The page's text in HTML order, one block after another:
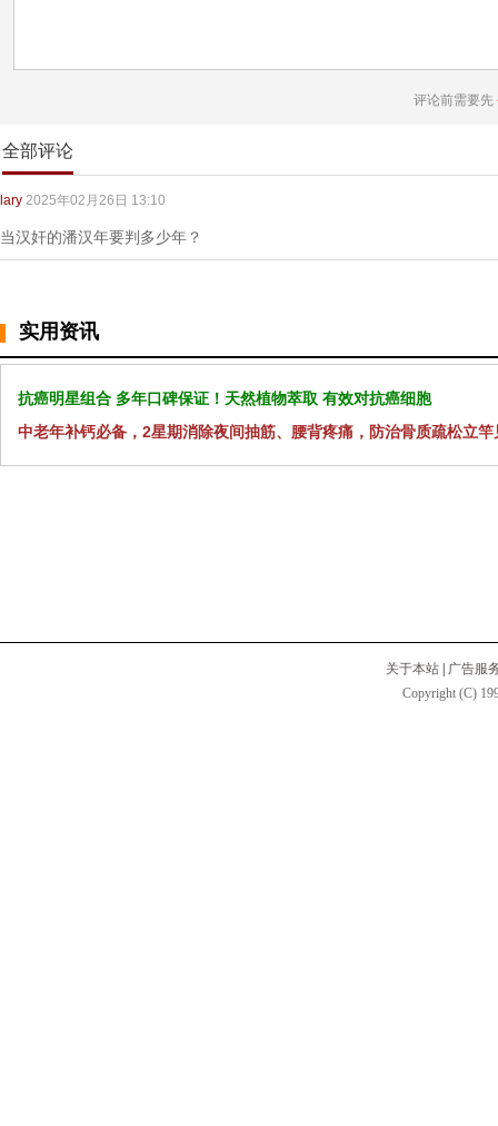
评论前需要先
全部评论
lary 2025年02月26日 13:10
当汉奸的潘汉年要判多少年？
实用资讯
抗癌明星组合 多年口碑保证！天然植物萃取 有效对抗癌细胞
中老年补钙必备，2星期消除夜间抽筋、腰背疼痛，防治骨质疏松立竿
关于本站
广告服
Copyright (C)